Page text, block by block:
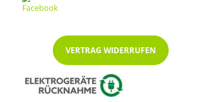
VERTRAG WIDERRUFEN